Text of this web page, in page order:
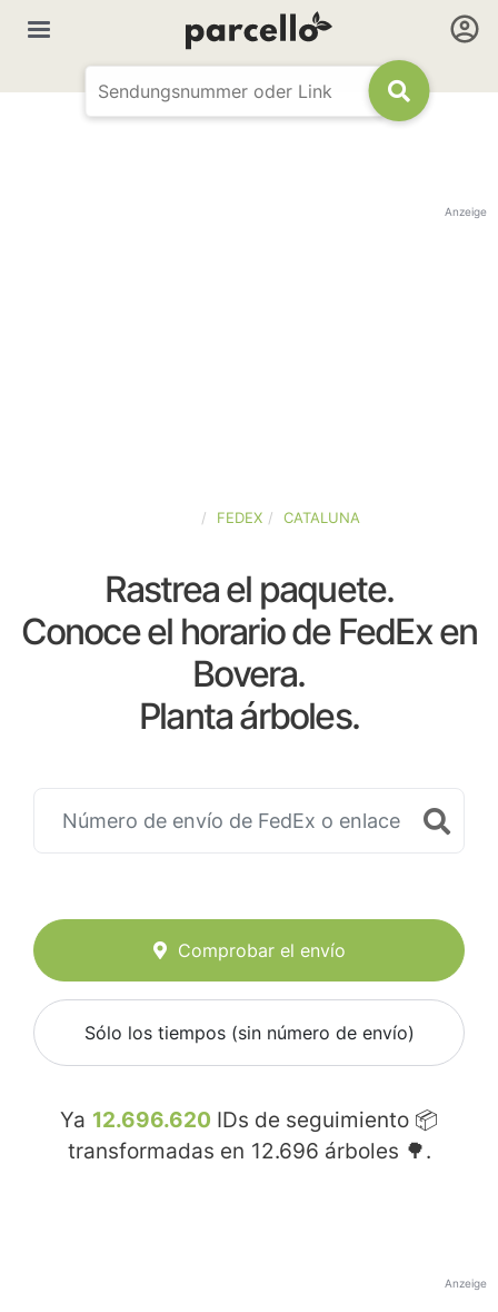
Anzeige
FEDEX CATALUNA
Rastrea el paquete.
Conoce el horario de FedEx en
Bovera.
Planta árboles.
Comprobar el envío
Sólo los tiempos (sin número de envío)
Ya 12.696.620 IDs de seguimiento 📦
transformadas en 12.696 árboles 🌳.
Anzeige